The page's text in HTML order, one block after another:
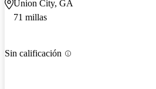
Union City, GA
71 millas
Sin calificación